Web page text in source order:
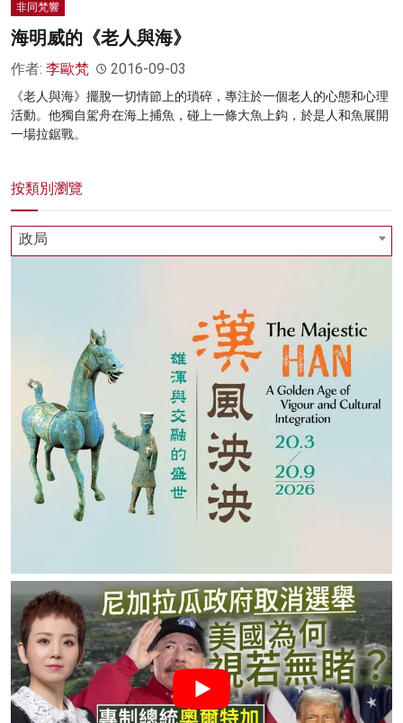
非同梵響
海明威的《老人與海》
作者: 李歐梵 2016-09-03
《老人與海》擺脫一切情節上的瑣碎，專注於一個老人的心態和心理
活動。他獨自駕舟在海上捕魚，碰上一條大魚上鈎，於是人和魚展開
一場拉鋸戰。
按類別瀏覽
政局